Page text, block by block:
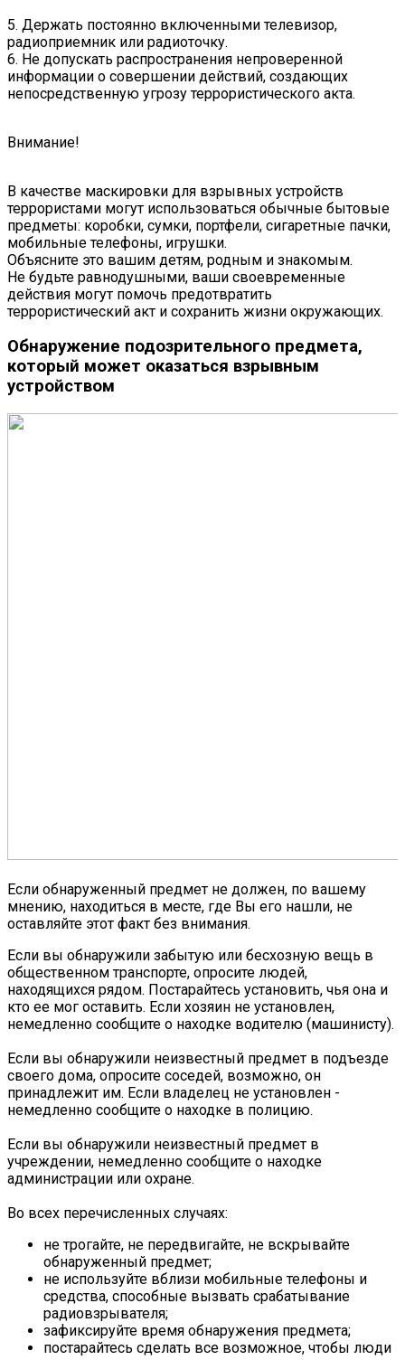
5. Держать постоянно включенными телевизор,
радиоприемник или радиоточку.
6. Не допускать распространения непроверенной
информации о совершении действий, создающих
непосредственную угрозу террористического акта.
Внимание!
В качестве маскировки для взрывных устройств
террористами могут использоваться обычные бытовые
предметы: коробки, сумки, портфели, сигаретные пачки,
мобильные телефоны, игрушки.
Объясните это вашим детям, родным и знакомым.
Не будьте равнодушными, ваши своевременные
действия могут помочь предотвратить
террористический акт и сохранить жизни окружающих.
Обнаружение подозрительного предмета,
который может оказаться взрывным
устройством
Если обнаруженный предмет не должен, по вашему
мнению, находиться в месте, где Вы его нашли, не
оставляйте этот факт без внимания.
Если вы обнаружили забытую или бесхозную вещь в
общественном транспорте, опросите людей,
находящихся рядом. Постарайтесь установить, чья она и
кто ее мог оставить. Если хозяин не установлен,
немедленно сообщите о находке водителю (машинисту).
Если вы обнаружили неизвестный предмет в подъезде
своего дома, опросите соседей, возможно, он
принадлежит им. Если владелец не установлен -
немедленно сообщите о находке в полицию.
Если вы обнаружили неизвестный предмет в
учреждении, немедленно сообщите о находке
администрации или охране.
Во всех перечисленных случаях:
не трогайте, не передвигайте, не вскрывайте
обнаруженный предмет;
не используйте вблизи мобильные телефоны и
средства, способные вызвать срабатывание
радиовзрывателя;
зафиксируйте время обнаружения предмета;
постарайтесь сделать все возможное, чтобы люди